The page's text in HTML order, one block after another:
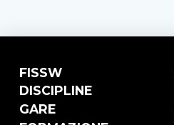
FISSW
DISCIPLINE
GARE